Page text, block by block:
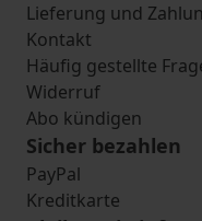
Lieferung und
Kontakt
Häufig gestellte
Widerruf
Abo kündigen
Sicher bezahlen
PayPal
Kreditkarte